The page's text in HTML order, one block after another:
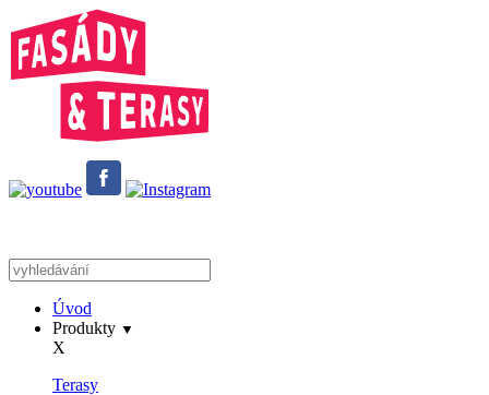
Úvod
Produkty ▼
X
Terasy